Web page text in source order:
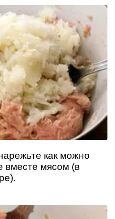
как можно
вместе мясом (в